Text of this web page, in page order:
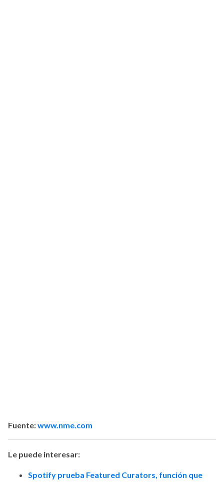
Fuente:www.nme.com
Le puede interesar:
Spotify prueba Featured Curators, función que